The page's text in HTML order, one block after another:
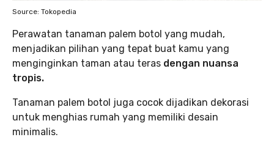
Source: Tokopedia
Perawatan tanaman palem botol yang mudah,
menjadikan pilihan yang tepat buat kamu yang
menginginkan taman atau teras dengan nuansa
tropis.
Tanaman palem botol juga cocok dijadikan dekorasi
untuk menghias rumah yang memiliki desain
minimalis.